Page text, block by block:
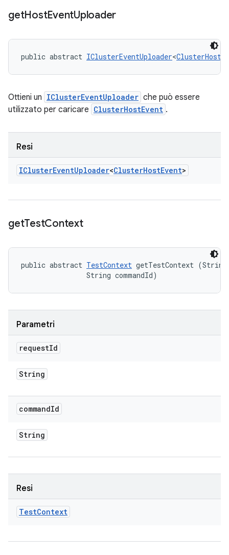
getHostEventUploader
public abstract IClusterEventUploader<
Ottieni un IClusterEventUploader che può essere
utilizzato per caricare ClusterHostEvent .
Resi
IClusterEventUploader<ClusterHostEvent>
getTestContext
public abstract TestContext getTestContext
                String commandId)
Parametri
requestId
String
commandId
String
Resi
TestContext